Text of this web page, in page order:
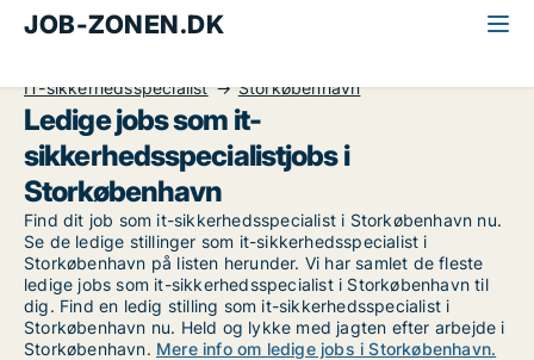
JOB-ZONEN.DK
IT-sikkerhedsspecialist
Storkøbenhavn
Ledige jobs som it-
sikkerhedsspecialistjobs i
Storkøbenhavn
Find dit job som it-sikkerhedsspecialist i Storkøbenhavn nu.
Se de ledige stillinger som it-sikkerhedsspecialist i
Storkøbenhavn på listen herunder. Vi har samlet de fleste
ledige jobs som it-sikkerhedsspecialist i Storkøbenhavn til
dig. Find en ledig stilling som it-sikkerhedsspecialist i
Storkøbenhavn nu. Held og lykke med jagten efter arbejde i
Storkøbenhavn. Mere info om ledige jobs i Storkøbenhavn.